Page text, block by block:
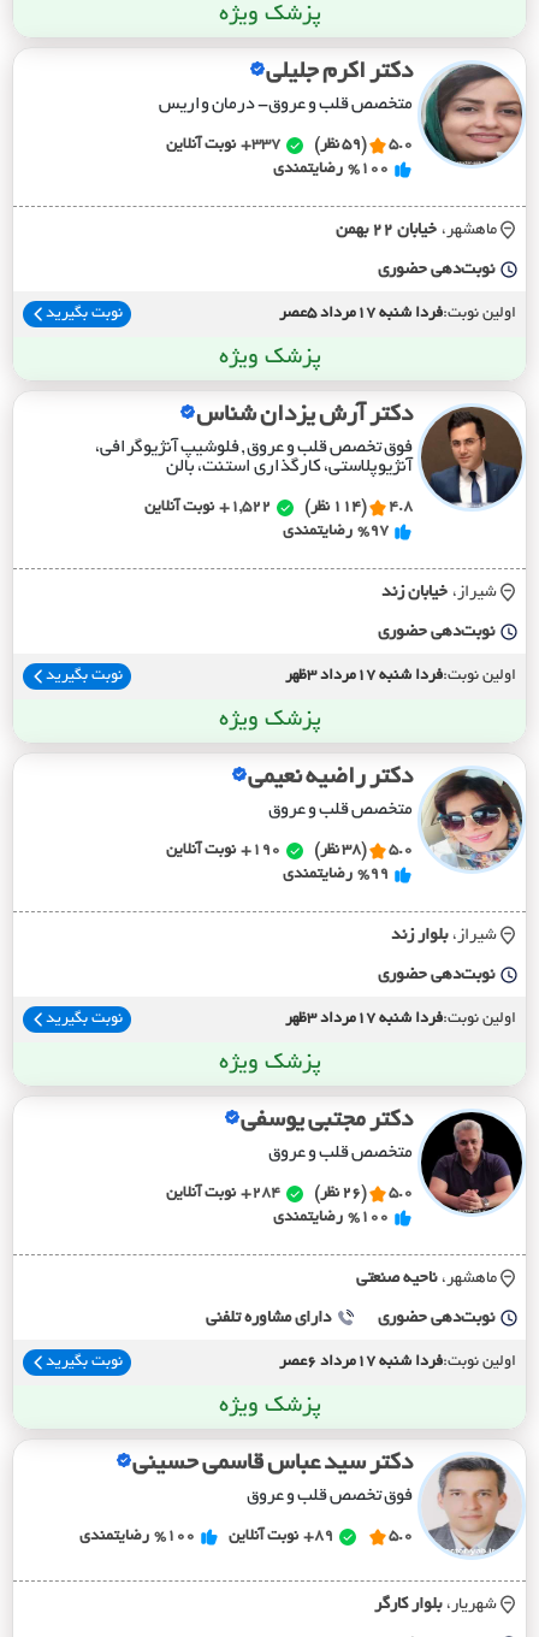
پزشک ویژه
دکتر اکرم جلیلی
متخصص قلب و عروق- درمان واریس
5.0 (59 نظر) 337+
نوبت آنلاین
%100 رضایتمندی
ماهشهر، خيابان 22 بهمن
نوبت‌دهی حضوری
اولین نوبت:فردا شنبه 17مرداد 5عصر نوبت بگیرید
پزشک ویژه
دکتر آرش یزدان شناس
فوق تخصص قلب و عروق , فلوشیپ آنژیوگرافی،
آنژیوپلاستی، کارگذاری استنت، بالن
4.8 (114 نظر) 1,522+
نوبت آنلاین
%97 رضایتمندی
شیراز، خيابان زند
نوبت‌دهی حضوری
اولین نوبت:فردا شنبه 17مرداد 3ظهر نوبت بگیرید
پزشک ویژه
دکتر راضیه نعیمی
متخصص قلب و عروق
5.0 (38 نظر) 190+
نوبت آنلاین
%99 رضایتمندی
شیراز، بلوار زند
نوبت‌دهی حضوری
اولین نوبت:فردا شنبه 17مرداد 3ظهر نوبت بگیرید
پزشک ویژه
دکتر مجتبی یوسفی
متخصص قلب و عروق
5.0 (26 نظر) 284+
نوبت آنلاین
%100 رضایتمندی
ماهشهر، ناحيه صنعتي
نوبت‌دهی حضوری دارای مشاوره تلفنی
اولین نوبت:فردا شنبه 17مرداد 6عصر نوبت بگیرید
پزشک ویژه
دکتر سید عباس قاسمی حسینی
فوق تخصص قلب و عروق
5.0
89+ نوبت آنلاین %100 رضایتمندی
شهریار، بلوار کارگر